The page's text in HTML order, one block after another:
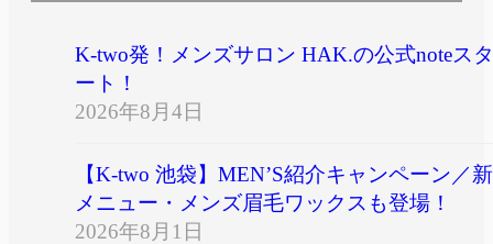
K-two発！メンズサロン HAK.の公式noteスタ
ート！
2026年8月4日
【K-two 池袋】MEN’S紹介キャンペーン／新
メニュー・メンズ眉毛ワックスも登場！
2026年8月1日